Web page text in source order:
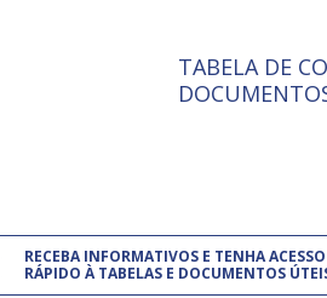
ISO 9001:
A
TABELA DE
RECEBA INFORMATIVOS E TENHA ACESSO
RÁPIDO À TABELAS E DOCUMENTOS